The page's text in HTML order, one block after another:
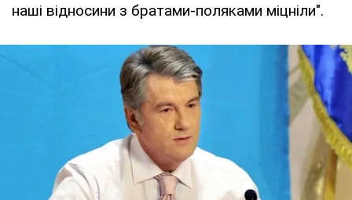
наші відносини з братами-поляками міцніли".